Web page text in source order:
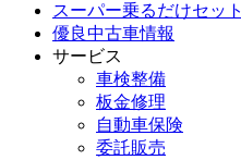
スーパー乗るだけセット
優良中古車情報
サービス
車検整備
板金修理
自動車保険
委託販売